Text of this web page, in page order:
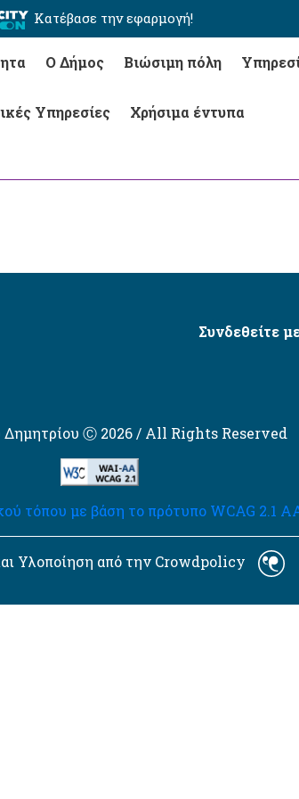
Κατέβασε την εφαρμογή!
Ο Δήμος Βιώσιμη πόλη
Υπηρεσίες Χρήσιμα έντυπα
Συνδεθείτε
Δημητρίου Ⓒ 2026 / All Rights Reserved
τόπου με βάση το πρότυπο WCAG 2.1
Υλοποίηση από την Crowdpolicy